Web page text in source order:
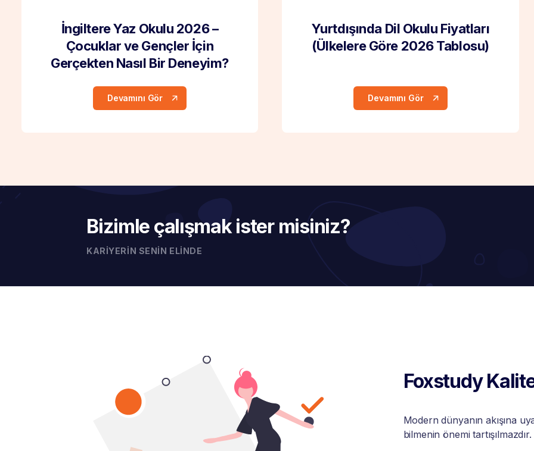
İngiltere Yaz Okulu 2026 –
Çocuklar ve Gençler İçin
Gerçekten Nasıl Bir Deneyim?
Devamını Gör
Yurtdışında Dil Okulu Fiyatları
(Ülkelere Göre 2026 Tablosu)
Devamını Gör
Bizimle çalışmak ister misiniz?
KARIYERIN SENIN ELINDE
Foxstudy
Modern dünyanın akışına
bilmenin önemi tartışılmazdır.